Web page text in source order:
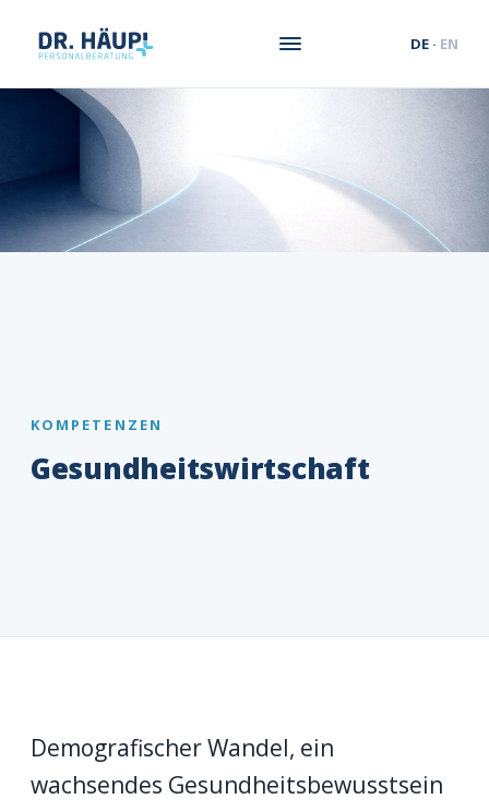
DE· EN
KOMPETENZEN
Gesundheitswirtschaft
Demografischer Wandel, ein
wachsendes Gesundheitsbewusstsein